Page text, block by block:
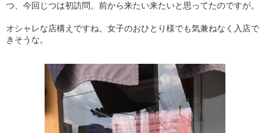
つ、今回じつは初訪問。前から来たい来たいと思ってたのですが。
オシャレな店構えですね。女子のおひとり様でも気兼ねなく入店で
きそうな。